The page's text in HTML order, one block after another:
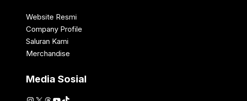
Website Resmi
Company Profile
Saluran Kami
Merchandise
Media Sosial